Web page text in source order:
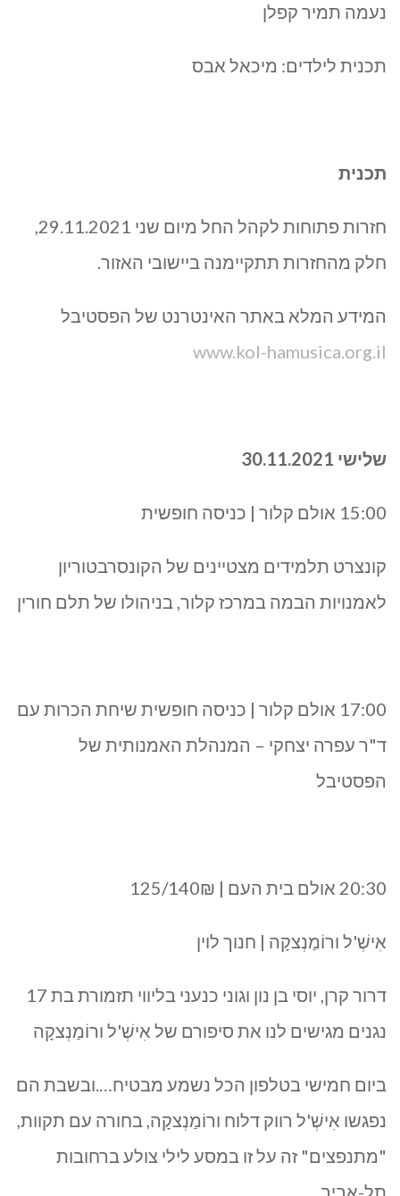
נעמה תמיר קפלן
תכנית לילדים: מיכאל אבס
תכנית
חזרות פתוחות לקהל החל מיום שני 29.11.2021,
חלק מהחזרות תתקיימנה ביישובי האזור.
המידע המלא באתר האינטרנט של הפסטיבל
www.kol-hamusica.org.il
שלישי 30.11.2021
15:00 אולם קלור | כניסה חופשית
קונצרט תלמידים מצטיינים של הקונסרבטוריון
לאמנויות הבמה במרכז קלור, בניהולו של תלם חורין
17:00 אולם קלור | כניסה חופשית שיחת הכרות עם
ד"ר עפרה יצחקי – המנהלת האמנותית של
הפסטיבל
20:30 אולם בית העם | 125/140₪
אִישְׁ'ל ורוֹמַנְצקָה | חנוך לוין
דרור קרן, יוסי בן נון וגוני כנעני בליווי תזמורת בת 17
נגנים מגישים לנו את סיפורם של אִישְׁ'ל ורוֹמַנְצקָה
ביום חמישי בטלפון הכל נשמע מבטיח….ובשבת הם
נפגשו אִישְׁ'ל רווק דלוח ורוֹמַנְצקָה, בחורה עם תקוות,
"מתנפצים" זה על זו במסע לילי צולע ברחובות
תל-אביב.